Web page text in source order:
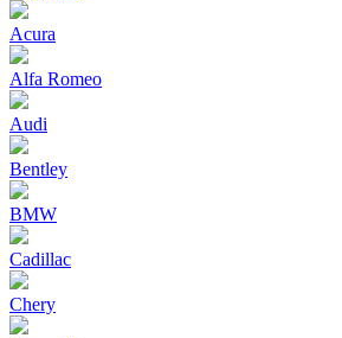
Acura
Alfa Romeo
Audi
Bentley
BMW
Cadillac
Chery